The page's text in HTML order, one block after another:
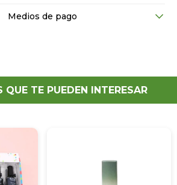
Medios de pago
QUE TE PUEDEN INTERESAR